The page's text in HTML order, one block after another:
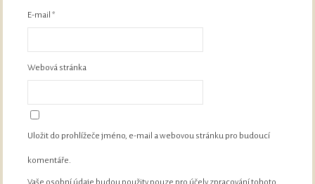
E-mail*
Webová stránka
Uložit do prohlížeče jméno, e-mail a webovou stránku pro budoucí
komentáře.
Vaše osobní údaje budou použity pouze pro účely zpracování tohoto